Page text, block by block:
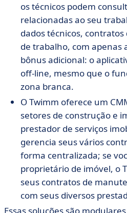
os técnicos podem
relacionadas ao seu
dados técnicos,
de trabalho, com apenas
bônus adicional: o
off-line, mesmo que o
zona branca.
O Twimm oferece um
setores de construção e
prestador de serviços
gerencia seus vários
forma centralizada; se
proprietário de imóvel, o
seus contratos de
com seus diversos